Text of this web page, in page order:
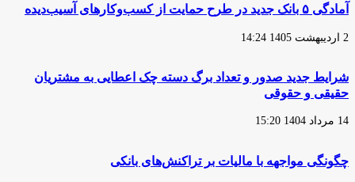
آمادگی ۵ بانک جدید در طرح حمایت از کسب‌وکارهای آسیب‌دیده
2 اردیبهشت 1405 14:24
شرایط جدید صدور و تعداد برگ دسته چک اعطایی به مشتریان
حقیقی و حقوقی
14 مرداد 1404 15:20
چگونگی مواجهه با مالیات بر تراکنش‌های بانکی